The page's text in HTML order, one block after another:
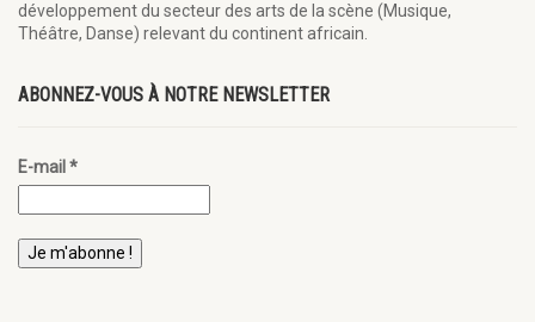
développement du secteur des arts de la scène (Musique,
Théâtre, Danse) relevant du continent africain.
ABONNEZ-VOUS À NOTRE NEWSLETTER
E-mail *